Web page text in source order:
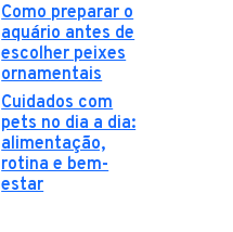
Como preparar o
aquário antes de
escolher peixes
ornamentais
Cuidados com
pets no dia a dia:
alimentação,
rotina e bem-
estar